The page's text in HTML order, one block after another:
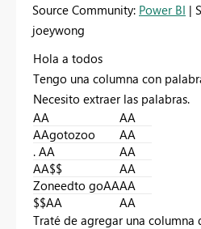
Source Community: Power BI |
joeywong
Hola a todos
Tengo una columna con
Necesito extraer las palabras.
AA
AA
AAgotozoo
AA
. AA
AA
AA$$
AA
Zoneedto goAAAA
$$AA
AA
Traté de agregar una